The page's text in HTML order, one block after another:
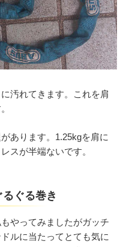
汚れてきます。これを肩
あります。1.25kgを肩に
スが半端ないです。
ぐる巻き
やってみましたがガッチ
ルに当たってとても気に